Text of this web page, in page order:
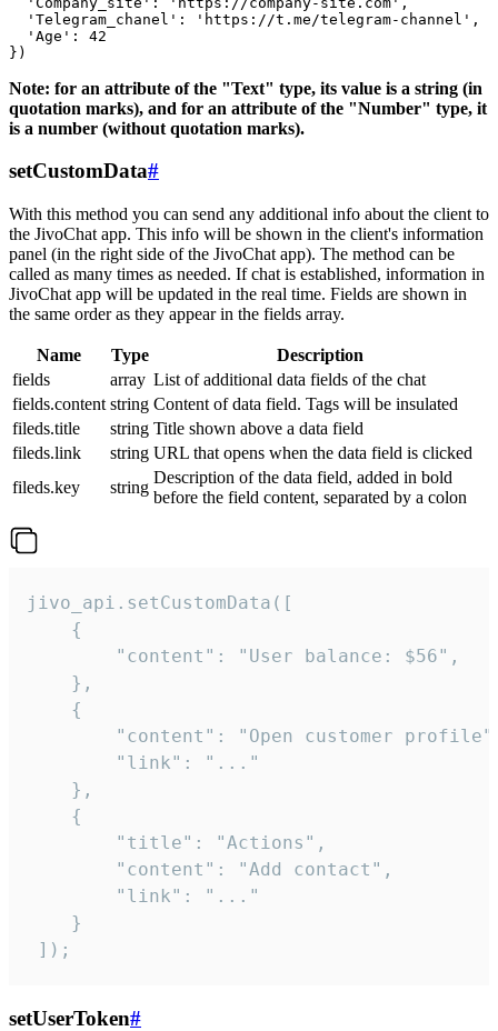
  'Telegram_chanel': 'https://t.me/telegram-channel',
  'Age': 42
Note: for an attribute of the "Text" type, its value is a string (in
quotation marks), and for an attribute of the "Number" type, it
is a number (without quotation marks).
setCustomData#
With this method you can send any additional info about the client to
the JivoChat app. This info will be shown in the client's information
panel (in the right side of the JivoChat app). The method can be
called as many times as needed. If chat is established, information in
JivoChat app will be updated in the real time. Fields are shown in
the same order as they appear in the fields array.
Name Type
Description
fields
array List of additional data fields of the chat
fields.content string Content of data field. Tags will be insulated
fileds.title
string Title shown above a data field
fileds.link
string URL that opens when the data field is clicked
fileds.key
string
Description of the data field, added in bold
before the field content, separated by a colon
jivo_api.setCustomData([
    {
        "content": "User balance: $56",
    },
    {
"content": "Open customer
        "link": "..."
    },
    {
        "title": "Actions",
        "content": "Add contact",
        "link": "..."
    }
]);
setUserToken#